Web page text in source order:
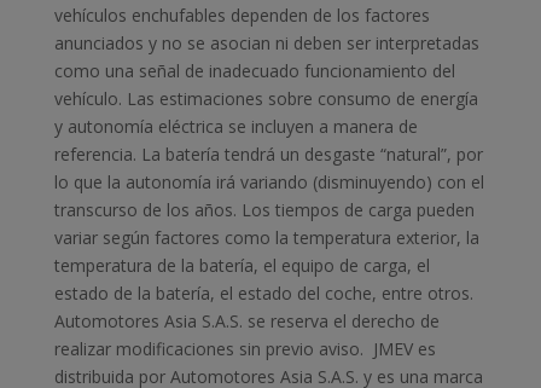
vehículos enchufables dependen de los factores
anunciados y no se asocian ni deben ser interpretadas
como una señal de inadecuado funcionamiento del
vehículo. Las estimaciones sobre consumo de energía
y autonomía eléctrica se incluyen a manera de
referencia. La batería tendrá un desgaste “natural”, por
lo que la autonomía irá variando (disminuyendo) con el
transcurso de los años. Los tiempos de carga pueden
variar según factores como la temperatura exterior, la
temperatura de la batería, el equipo de carga, el
estado de la batería, el estado del coche, entre otros.
Automotores Asia S.A.S. se reserva el derecho de
realizar modificaciones sin previo aviso. JMEV es
distribuida por Automotores Asia S.A.S. y es una marca